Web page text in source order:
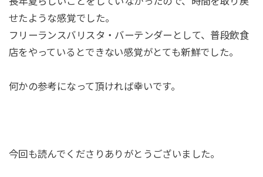
せたような感覚でした。
フリーランスバリスタ・バーテンダーとして、普段飲食
店をやっているとできない感覚がとても新鮮でした。
何かの参考になって頂ければ幸いです。
今回も読んでくださりありがとうございました。